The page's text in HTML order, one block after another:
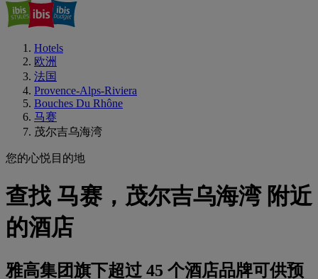
Hotels
欧洲
法国
Provence-Alps-Riviera
Bouches Du Rhône
马赛
茂尔吉乌海湾
您的心悦目的地
查找 马赛，茂尔吉乌海湾 附近
的酒店
雅高集团旗下超过 45 个酒店品牌可供预